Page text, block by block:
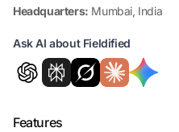
Headquarters: Mumbai, India
Ask AI about Fieldified
Features